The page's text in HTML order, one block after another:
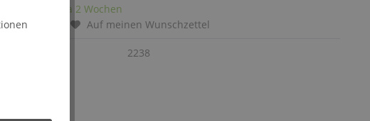
Lieferzeit: ca 2 Wochen
Vergleichen
Auf meinen Wunschzettel
2238